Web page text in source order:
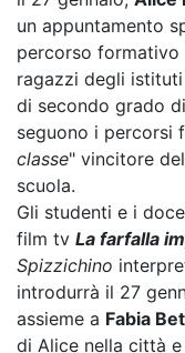
un appuntamento
percorso
ragazzi degli
di secondo grado
seguono i percorsi
classe" vincitore
scuola.
Gli studenti e i
film tv La farfalla
Spizzichino
introdurrà il 27
assieme a Fabia
di Alice nella città